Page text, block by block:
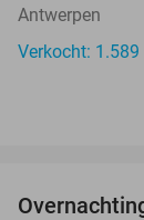
Antwerpen
Verkocht: 1.589